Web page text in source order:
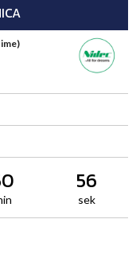
56
sek